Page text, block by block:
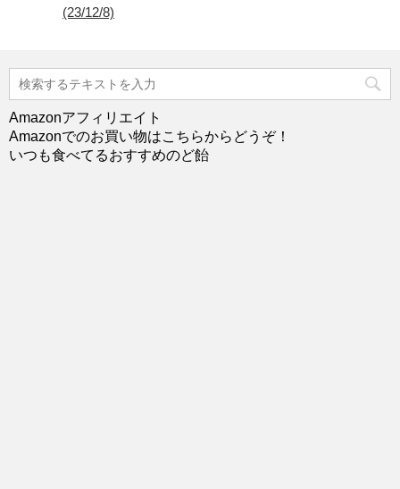
(23/12/8)
Amazonアフィリエイト
Amazonでのお買い物はこちらからどうぞ！
いつも食べてるおすすめのど飴